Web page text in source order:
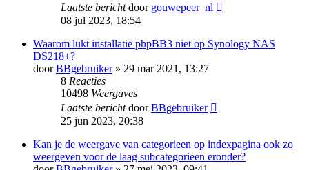
Laatste berichtdoor gouwepeer_nl
08 jul 2023, 18:54
Waarom lukt installatie phpBB3 niet op Synology NAS
DS218+?
doorBBgebruiker» 29 mar 2021, 13:27
8 Reacties
10498 Weergaves
Laatste berichtdoorBBgebruiker
25 jun 2023, 20:38
Kan je de weergave van categorieen op indexpagina ook zo
weergeven voor de laag subcategorieen eronder?